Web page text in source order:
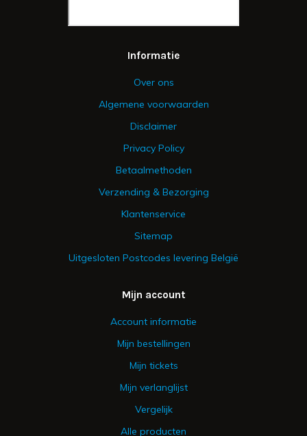
Informatie
Over ons
Algemene voorwaarden
Disclaimer
Privacy Policy
Betaalmethoden
Verzending & Bezorging
Klantenservice
Sitemap
Uitgesloten Postcodes levering België
Mijn account
Account informatie
Mijn bestellingen
Mijn tickets
Mijn verlanglijst
Vergelijk
Alle producten